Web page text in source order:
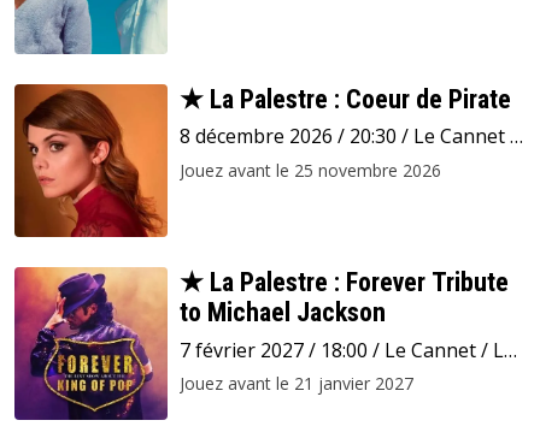
★ La Palestre : Coeur de Pirate
8 décembre 2026 / 20:30 / Le Cannet /
La Palestre
Jouez avant le 25 novembre 2026
★ La Palestre : Forever Tribute
to Michael Jackson
7 février 2027 / 18:00 / Le Cannet / La
Palestre
Jouez avant le 21 janvier 2027